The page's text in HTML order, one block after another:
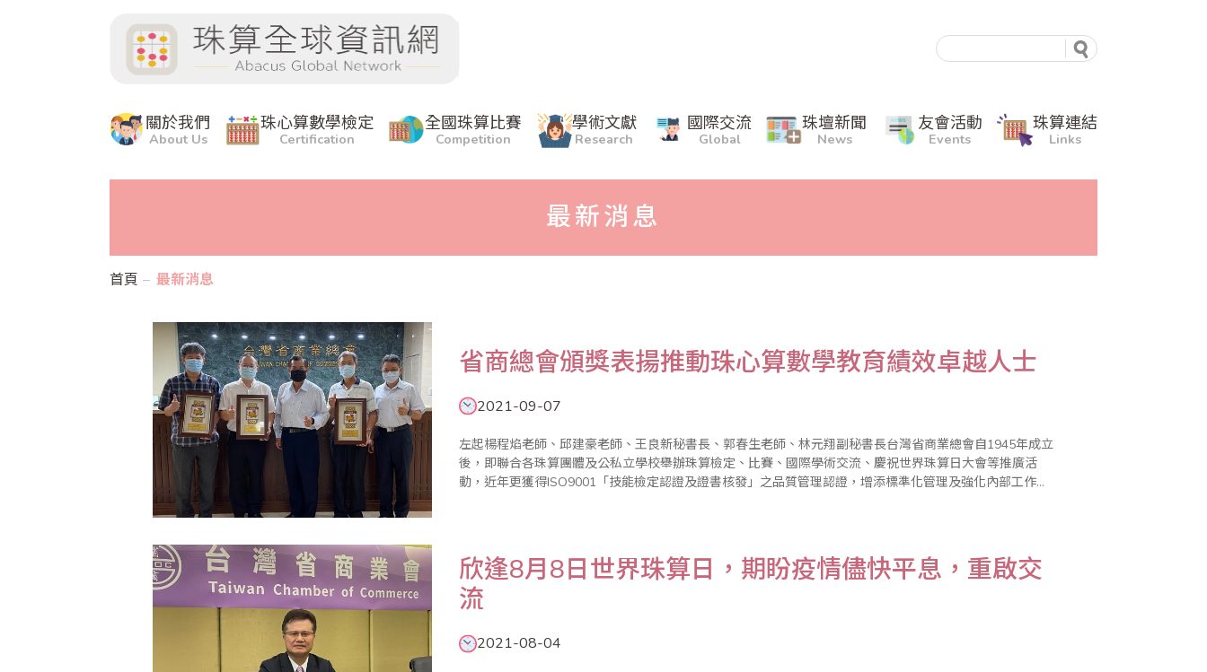
關於我們
About Us
珠心算數學檢定
Certification
全國珠算比賽
Competition
學術文獻
Research
國際交流
Global
珠壇新聞
News
友會活動
Events
珠算連結
Links
最新消息
首頁 最新消息
​省商總會頒獎表揚推動珠心算數學教育績效卓越人士
2021-09-07
左起楊程焰老師、邱建豪老師、王良新秘書長、郭春生老師、林元翔副秘書長台灣省商業總會自1945年成立
後，即聯合各珠算團體及公私立學校舉辦珠算檢定、比賽、國際學術交流、慶祝世界珠算日大會等推廣活
動，近年更獲得ISO9001「技能檢定認證及證書核發」之品質管理認證，增添標準化管理及強化內部工作架
欣逢8月8日世界珠算日，期盼疫情儘快平息，重啟交
流
2021-08-04